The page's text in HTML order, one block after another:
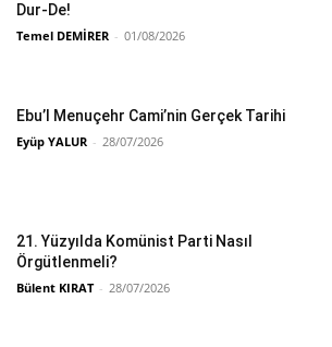
Dur-De!
Temel DEMİRER - 01/08/2026
Ebu’l Menuçehr Cami’nin Gerçek Tarihi
Eyüp YALUR - 28/07/2026
21. Yüzyılda Komünist Parti Nasıl
Örgütlenmeli?
Bülent KIRAT - 28/07/2026